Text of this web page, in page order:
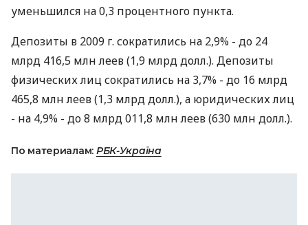
уменьшился на 0,3 процентного пункта.
Депозиты в 2009 г. сократились на 2,9% - до 24
млрд 416,5 млн леев (1,9 млрд долл.). Депозиты
физических лиц сократились на 3,7% - до 16 млрд
465,8 млн леев (1,3 млрд долл.), а юридических лиц
- на 4,9% - до 8 млрд 011,8 млн леев (630 млн долл.).
По материалам: РБК-Україна